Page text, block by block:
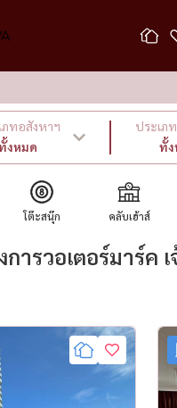
ภทอสังหาฯ
งหมด
ประเภ
ทั้
โต๊ะสนุ๊ก คลับเฮ้าส์
รวอเตอร์มาร์ค เ